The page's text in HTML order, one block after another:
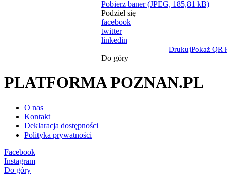
Pobierz baner (JPEG, 185,81 kB)
Podziel się
facebook
twitter
linkedin
DrukujPokaż QR
Do góry
PLATFORMA POZNAN.PL
O nas
Kontakt
Deklaracja dostępności
Polityka prywatności
Facebook
Instagram
Do góry